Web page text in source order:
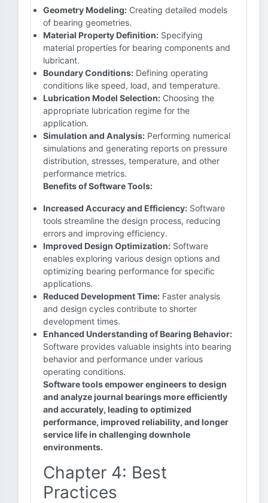
Geometry Modeling: Creating detailed models
of bearing geometries.
Material Property Definition: Specifying
material properties for bearing components and
lubricant.
Boundary Conditions: Defining operating
conditions like speed, load, and temperature.
Lubrication Model Selection: Choosing the
appropriate lubrication regime for the
application.
Simulation and Analysis: Performing numerical
simulations and generating reports on pressure
distribution, stresses, temperature, and other
performance metrics.
Benefits of Software Tools:
Increased Accuracy and Efficiency: Software
tools streamline the design process, reducing
errors and improving efficiency.
Improved Design Optimization: Software
enables exploring various design options and
optimizing bearing performance for specific
applications.
Reduced Development Time: Faster analysis
and design cycles contribute to shorter
development times.
Enhanced Understanding of Bearing Behavior:
Software provides valuable insights into bearing
behavior and performance under various
operating conditions.
Software tools empower engineers to design
and analyze journal bearings more efficiently
and accurately, leading to optimized
performance, improved reliability, and longer
service life in challenging downhole
environments.
Chapter 4: Best
Practices